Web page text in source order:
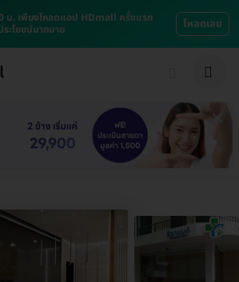
บ. เพียงโหลดแอป HDmall ครั้งแรก
ะโยชน์มากมาย
โหลดเลย